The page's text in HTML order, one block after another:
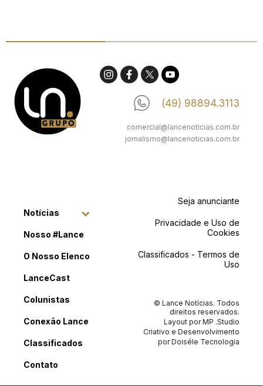
(49) 98894.3113
comercial@lancenoticias.com.br
jornalismo@lancenoticias.com.br
Notícias
Nosso #Lance
O Nosso Elenco
LanceCast
Colunistas
Conexão Lance
Classificados
Contato
Seja anunciante
Privacidade e Uso de
Cookies
Classificados - Termos de
Uso
© Lance Notícias. Todos
direitos reservados.
Layout porMP .Studio
Criativo e Desenvolvimento
porDoiséle Tecnologia